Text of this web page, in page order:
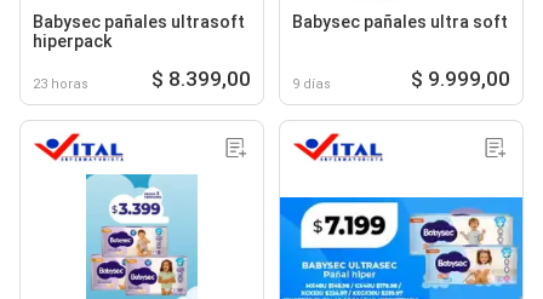
Babysec pañales ultrasoft
hiperpack
23 horas $ 8.399,00
Babysec pañales ultra soft
9 días $ 9.999,00